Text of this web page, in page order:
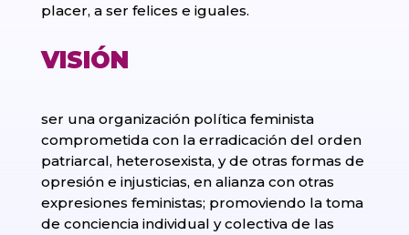
placer, a ser felices e iguales.
VISIÓN
ser una organización política feminista
comprometida con la erradicación del orden
patriarcal, heterosexista, y de otras formas de
opresión e injusticias, en alianza con otras
expresiones feministas; promoviendo la toma
de conciencia individual y colectiva de las